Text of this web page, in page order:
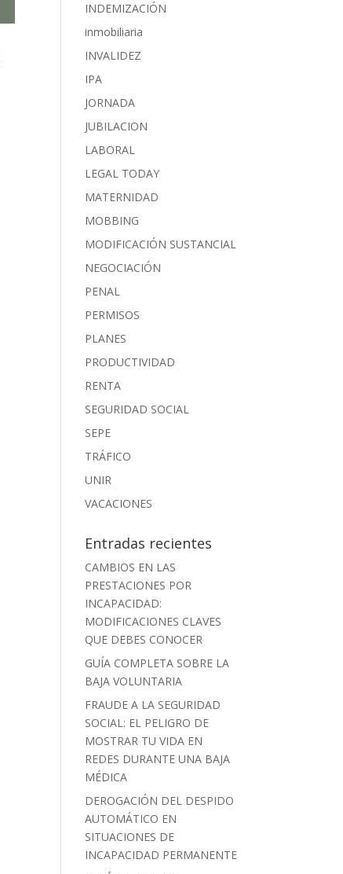
INDEMIZACIÓN
inmobiliaria
INVALIDEZ
IPA
JORNADA
JUBILACION
LABORAL
LEGAL TODAY
MATERNIDAD
MOBBING
MODIFICACIÓN SUSTANCIAL
NEGOCIACIÓN
PENAL
PERMISOS
PLANES
PRODUCTIVIDAD
RENTA
SEGURIDAD SOCIAL
SEPE
TRÁFICO
UNIR
VACACIONES
Entradas recientes
CAMBIOS EN LAS
PRESTACIONES POR
INCAPACIDAD:
MODIFICACIONES CLAVES
QUE DEBES CONOCER
GUÍA COMPLETA SOBRE LA
BAJA VOLUNTARIA
FRAUDE A LA SEGURIDAD
SOCIAL: EL PELIGRO DE
MOSTRAR TU VIDA EN
REDES DURANTE UNA BAJA
MÉDICA
DEROGACIÓN DEL DESPIDO
AUTOMÁTICO EN
SITUACIONES DE
INCAPACIDAD PERMANENTE